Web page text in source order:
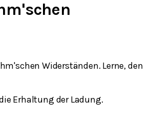
Widerständen. Lerne, den
Erhaltung der Ladung.